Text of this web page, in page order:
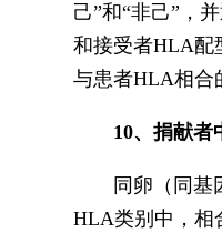
己”和“非己”，
和接受者HLA配
与患者HLA相合
10、捐献者中
同卵（同基因
HLA类别中，相